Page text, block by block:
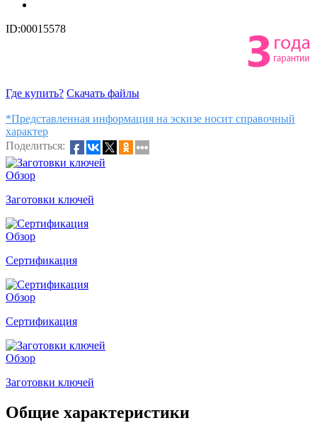
ID:00015578
Где купить? Скачать файлы
*Представленная информация на эскизе носит справочный
характер
Поделиться:
Обзор
Заготовки ключей
Обзор
Сертификация
Обзор
Сертификация
Обзор
Заготовки ключей
Общие характеристики